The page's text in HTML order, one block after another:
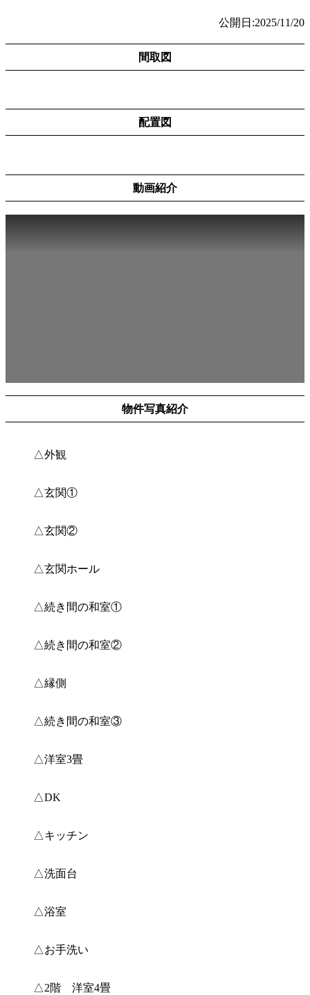
公開日:2025/11/20
間取図
配置図
動画紹介
物件写真紹介
△外観
△玄関①
△玄関②
△玄関ホール
△続き間の和室①
△続き間の和室②
△縁側
△続き間の和室③
△洋室3畳
△DK
△キッチン
△洗面台
△浴室
△お手洗い
△2階 洋室4畳